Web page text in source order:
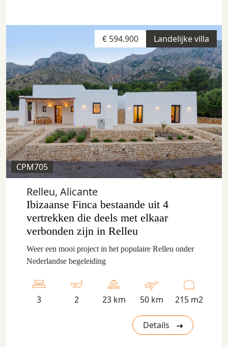
Landelijke villa
€ 594.900
CPM705
Relleu, Alicante
Ibizaanse Finca bestaande uit 4
vertrekken die deels met elkaar
verbonden zijn in Relleu
Weer een mooi project in het populaire Relleu onder
Nederlandse begeleiding
3 2 23 km 50 km 215 m2
Details